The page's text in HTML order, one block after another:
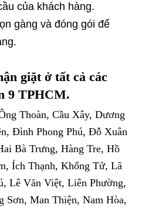
của khách hàng.
gàng và đóng gói để
giặt ở tất cả các
9 TPHCM.
Thoàn, Cầu Xây, Dương
Đình Phong Phú, Đỗ Xuân
Bà Trưng, Hàng Tre, Hồ
Ích Thạnh, Khổng Tử, Lã
Lê Văn Việt, Liên Phường,
Sơn, Man Thiện, Nam Hòa,